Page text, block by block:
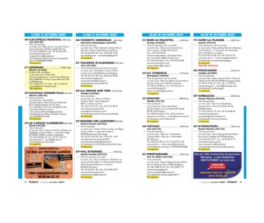
Actualités
Contact